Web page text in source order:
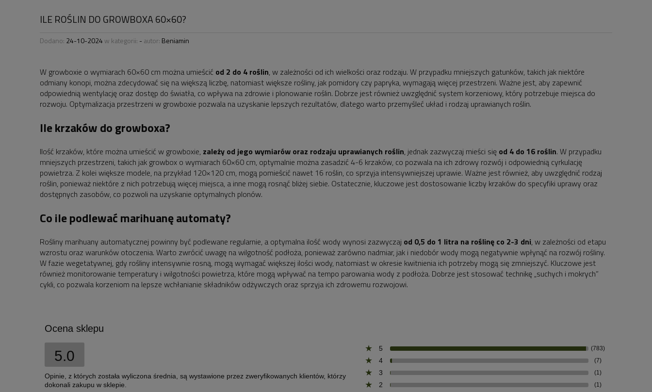
ILE ROŚLIN DO GROWBOXA 60×60?
Dodano: 24-10-2024 w kategorii: - autor: Beniamin
W growboxie o wymiarach 60×60 cm można umieścić od 2 do 4 roślin, w zależności od ich wielkości oraz rodzaju. W przypadku mniejszych gatunków, takich jak niektóre
odmiany konopi, można zdecydować się na większą liczbę, natomiast większe rośliny, jak pomidory czy papryka, wymagają więcej przestrzeni. Ważne jest, aby zapewnić
odpowiednią wentylację oraz dostęp do światła, co wpływa na zdrowie i plonowanie roślin. Dobrze jest również uwzględnić system korzeniowy, który potrzebuje miejsca do
rozwoju. Optymalizacja przestrzeni w growboxie pozwala na uzyskanie lepszych rezultatów, dlatego warto przemyśleć układ i rodzaj uprawianych roślin.
Ile krzaków do growboxa?
Ilość krzaków, które można umieścić w growboxie, zależy od jego wymiarów oraz rodzaju uprawianych roślin, jednak zazwyczaj mieści się od 4 do 16 roślin. W przypadku
mniejszych przestrzeni, takich jak growbox o wymiarach 60×60 cm, optymalnie można zasadzić 4-6 krzaków, co pozwala na ich zdrowy rozwój i odpowiednią cyrkulację
powietrza. Z kolei większe modele, na przykład 120×120 cm, mogą pomieścić nawet 16 roślin, co sprzyja intensywniejszej uprawie. Ważne jest również, aby uwzględnić rodzaj
roślin, ponieważ niektóre z nich potrzebują więcej miejsca, a inne mogą rosnąć bliżej siebie. Ostatecznie, kluczowe jest dostosowanie liczby krzaków do specyfiki uprawy oraz
dostępnych zasobów, co pozwoli na uzyskanie optymalnych plonów.
Co ile podlewać marihuanę automaty?
Rośliny marihuany automatycznej powinny być podlewane regularnie, a optymalna ilość wody wynosi zazwyczaj od 0,5 do 1 litra na roślinę co 2-3 dni, w zależności od etapu
wzrostu oraz warunków otoczenia. Warto zwrócić uwagę na wilgotność podłoża, ponieważ zarówno nadmiar, jak i niedobór wody mogą negatywnie wpłynąć na rozwój rośliny.
W fazie wegetatywnej, gdy rośliny intensywnie rosną, mogą wymagać większej ilości wody, natomiast w okresie kwitnienia ich potrzeby mogą się zmniejszyć. Kluczowe jest
również monitorowanie temperatury i wilgotności powietrza, które mogą wpływać na tempo parowania wody z podłoża. Dobrze jest stosować technikę „suchych i mokrych”
cykli, co pozwala korzeniom na lepsze wchłanianie składników odżywczych oraz sprzyja ich zdrowemu rozwojowi.
Ocena sklepu
5.0
Opinie, z których została wyliczona średnia, są wystawione przez zweryfikowanych klientów, którzy
dokonali zakupu w sklepie.
5 (783)
4 (7)
3 (1)
2 (1)